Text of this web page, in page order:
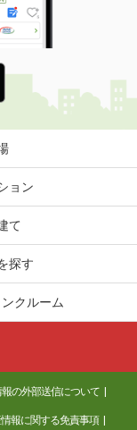
ョン
て
探す
クルーム
の外部送信について
報に関する免責事項